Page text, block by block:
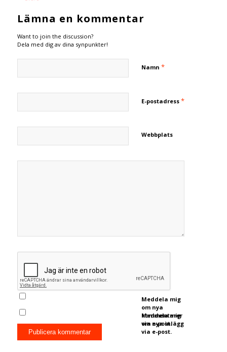
Lämna en kommentar
Want to join the discussion?
Dela med dig av dina synpunkter!
Namn *
E-postadress *
Webbplats
Meddela mig
om nya
kommentarer
via e-post.
Meddela mig
om nya inlägg
via e-post.